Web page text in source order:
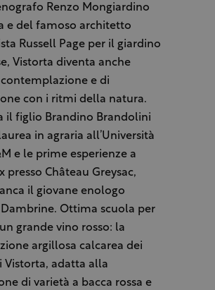
Renzo Mongiardino
e del famoso architetto
Russell Page per il giardino
Vistorta diventa anche
e di
con i ritmi della natura.
il figlio Brandino Brandolini
in agraria all’Università
e le prime esperienze a
presso Château Greysac,
il giovane enologo
Ottima scuola per
grande vino rosso: la
argillosa calcarea dei
Vistorta, adatta alla
di varietà a bacca rossa e